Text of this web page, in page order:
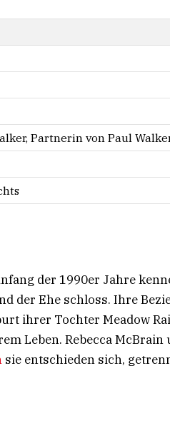
Partnerin von Paul
der 1990er Jahre
der Ehe schloss. Ihre
ihrer Tochter Meadow
Leben. Rebecca McBrain
sie entschieden sich,